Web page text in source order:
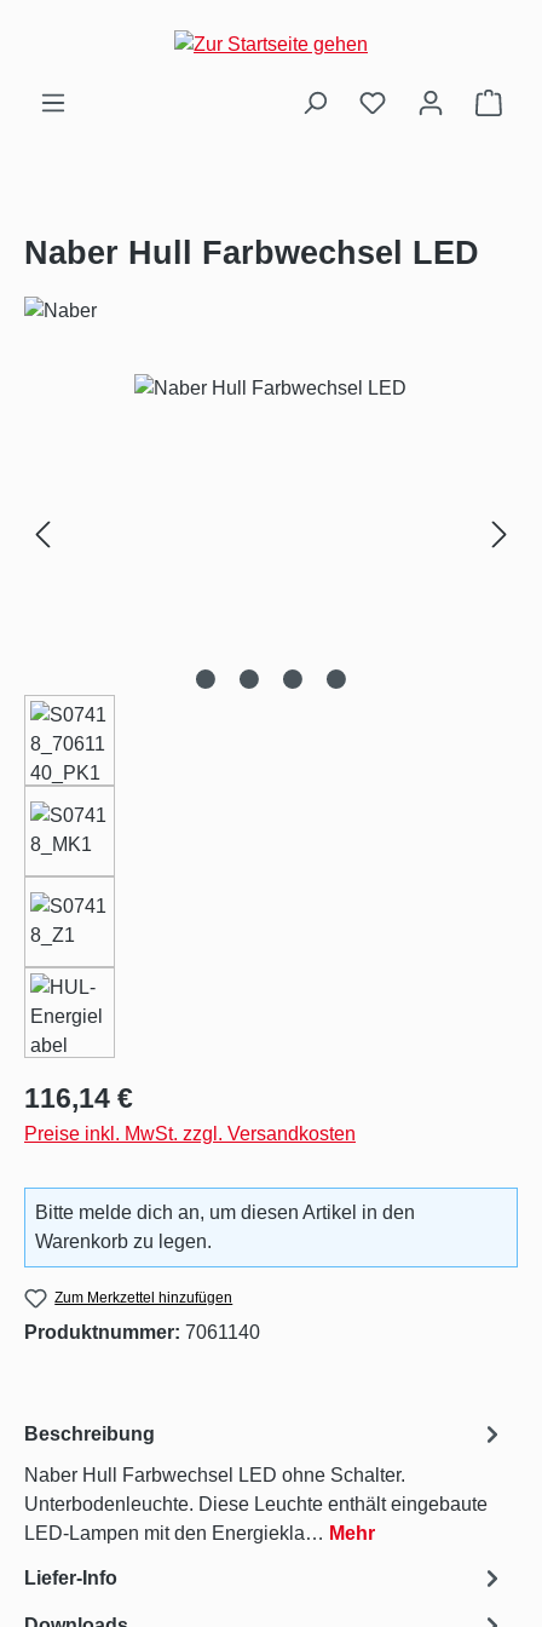
Zum Hauptinhalt springen
Naber Hull Farbwechsel LED
Bildergalerie überspringen
Regulärer Preis:
116,14 €
Preise inkl. MwSt. zzgl. Versandkosten
Bitte melde dich an, um diesen Artikel in den
Warenkorb zu legen.
Zum Merkzettel hinzufügen
Produktnummer: 7061140
Beschreibung
Naber Hull Farbwechsel LED ohne Schalter.
Unterbodenleuchte. Diese Leuchte enthält eingebaute
LED-Lampen mit den Energiekla… Mehr
Liefer-Info